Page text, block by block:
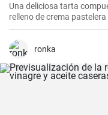
Una deliciosa tarta
relleno de crema
ronka